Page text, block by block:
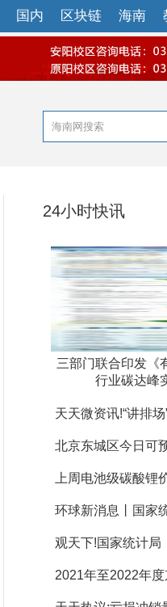
国内 区块链 海南
24小时快讯
三部门联合印发《
行业碳达峰
天天微资讯!“讲排
北京东城区今日可
上周电池级碳酸锂
环球新消息丨国家
观天下!国家统计局
2021年至2022年